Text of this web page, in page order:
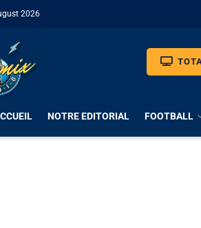
2026
NOTRE EDITORIAL FOOTBALL